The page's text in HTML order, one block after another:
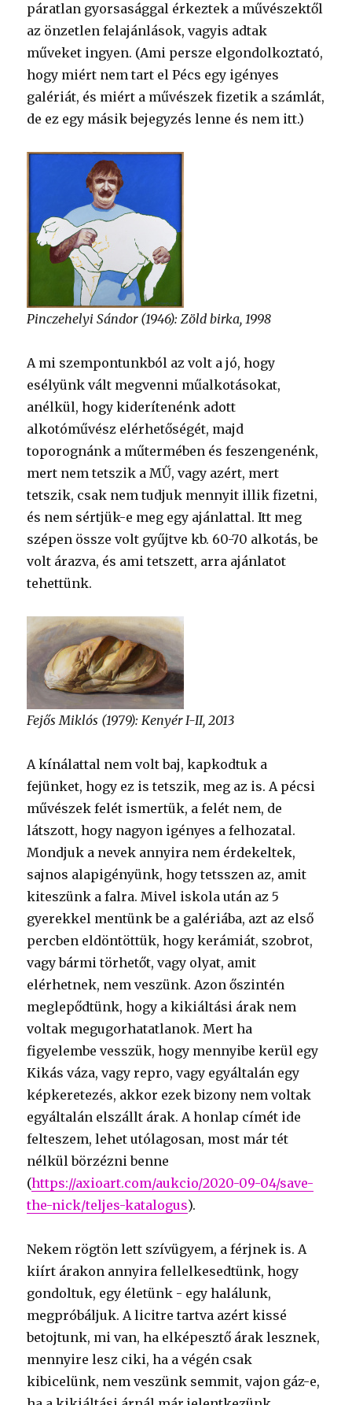
páratlan gyorsasággal érkeztek a művészektől
az önzetlen felajánlások, vagyis adtak
műveket ingyen. (Ami persze elgondolkoztató,
hogy miért nem tart el Pécs egy igényes
galériát, és miért a művészek fizetik a számlát,
de ez egy másik bejegyzés lenne és nem itt.)
Pinczehelyi Sándor (1946): Zöld birka, 1998
A mi szempontunkból az volt a jó, hogy
esélyünk vált megvenni műalkotásokat,
anélkül, hogy kiderítenénk adott
alkotóművész elérhetőségét, majd
toporognánk a műtermében és feszengenénk,
mert nem tetszik a MŰ, vagy azért, mert
tetszik, csak nem tudjuk mennyit illik fizetni,
és nem sértjük-e meg egy ajánlattal. Itt meg
szépen össze volt gyűjtve kb. 60-70 alkotás, be
volt árazva, és ami tetszett, arra ajánlatot
tehettünk.
Fejős Miklós (1979): Kenyér I-II, 2013
A kínálattal nem volt baj, kapkodtuk a
fejünket, hogy ez is tetszik, meg az is. A pécsi
művészek felét ismertük, a felét nem, de
látszott, hogy nagyon igényes a felhozatal.
Mondjuk a nevek annyira nem érdekeltek,
sajnos alapigényünk, hogy tetsszen az, amit
kiteszünk a falra. Mivel iskola után az 5
gyerekkel mentünk be a galériába, azt az első
percben eldöntöttük, hogy kerámiát, szobrot,
vagy bármi törhetőt, vagy olyat, amit
elérhetnek, nem veszünk. Azon őszintén
meglepődtünk, hogy a kikiáltási árak nem
voltak megugorhatatlanok. Mert ha
figyelembe vesszük, hogy mennyibe kerül egy
Kikás váza, vagy repro, vagy egyáltalán egy
képkeretezés, akkor ezek bizony nem voltak
egyáltalán elszállt árak. A honlap címét ide
felteszem, lehet utólagosan, most már tét
nélkül börzézni benne
(https://axioart.com/aukcio/2020-09-04/save-
the-nick/teljes-katalogus).
Nekem rögtön lett szívügyem, a férjnek is. A
kiírt árakon annyira fellelkesedtünk, hogy
gondoltuk, egy életünk - egy halálunk,
megpróbáljuk. A licitre tartva azért kissé
betojtunk, mi van, ha elképesztő árak lesznek,
mennyire lesz ciki, ha a végén csak
kibicelünk, nem veszünk semmit, vajon gáz-e,